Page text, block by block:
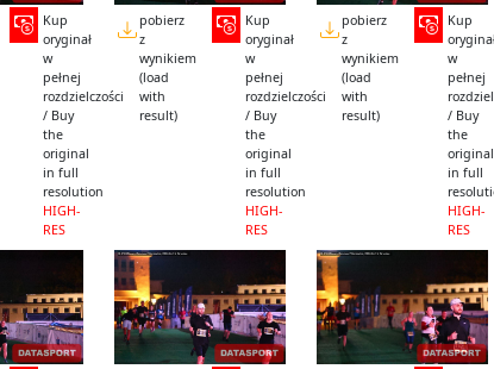
Kup
oryginał
w
pełnej
rozdzielczości
/ Buy
the
original
in full
resolution
HIGH-
RES
pobierz
z
wynikiem
(load
with
result)
Kup
oryginał
w
pełnej
rozdzielczości
/ Buy
the
original
in full
resolution
HIGH-
RES
pobierz
z
wynikiem
(load
with
result)
Kup
w
pełnej
/ Buy
the
original
in full
HIGH-
RES